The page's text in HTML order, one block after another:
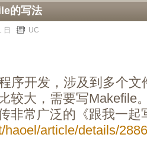
的写法
日 UC
序开发，涉及到多个
较大，需要写Makefile
非常广泛的《跟我一起
haoel/article/details/